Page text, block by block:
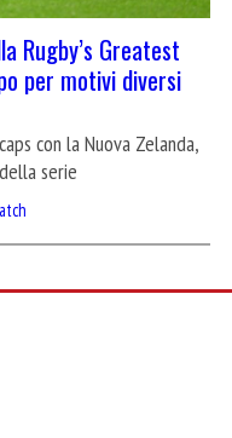
Rugby’s Greatest
per motivi diversi
con la Nuova Zelanda,
serie